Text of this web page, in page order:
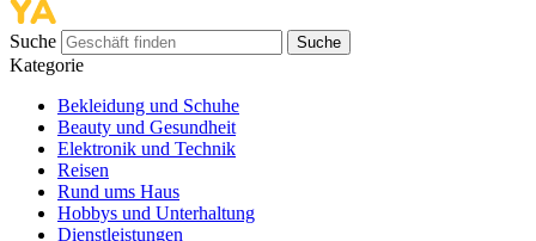
Suche Suche
Kategorie
Bekleidung und Schuhe
Beauty und Gesundheit
Elektronik und Technik
Reisen
Rund ums Haus
Hobbys und Unterhaltung
Dienstleistungen